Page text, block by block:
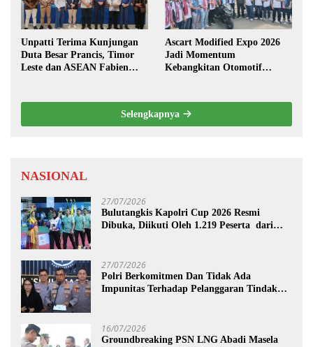
Unpatti Terima Kunjungan
Duta Besar Prancis, Timor
Leste dan ASEAN Fabien
Ascart Modified Expo 2026
Jadi Momentum
Kebangkitan Otomotif
Selengkapnya
NASIONAL
27/07/2026
Bulutangkis Kapolri Cup 2026 Resmi
Dibuka, Diikuti Oleh 1.219 Peserta dari
27/07/2026
Polri Berkomitmen Dan Tidak Ada
Impunitas Terhadap Pelanggaran Tindak
16/07/2026
Groundbreaking PSN LNG Abadi Masela